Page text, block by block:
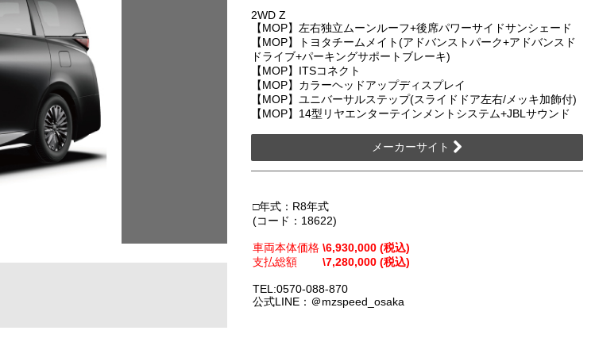
2WD Z
【MOP】左右独立ムーンルーフ+後席パワーサイドサンシェード
【MOP】トヨタチームメイト(アドバンストパーク+アドバンスド
ドライブ+パーキングサポートブレーキ)
【MOP】ITSコネクト
【MOP】カラーヘッドアップディスプレイ
【MOP】ユニバーサルステップ(スライドドア左右/メッキ加飾付)
【MOP】14型リヤエンターテインメントシステム+JBLサウンド
メーカーサイト
□年式：R8年式
(コード：18622)
車両本体価格 \6,930,000 (税込)
支払総額
\7,280,000 (税込)
TEL:0570-088-870
公式LINE：＠mzspeed_osaka